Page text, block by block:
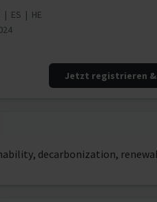
| ES | HE
Jetzt registrieren
decarbonization,